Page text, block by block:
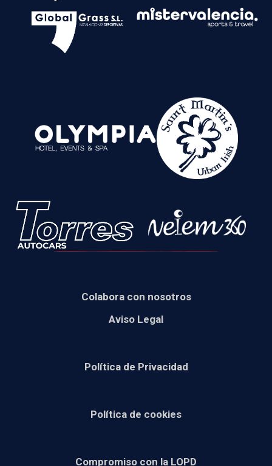
Colabora con nosotros
Aviso Legal
Política de Privacidad
Política de cookies
Compromiso con la LOPD